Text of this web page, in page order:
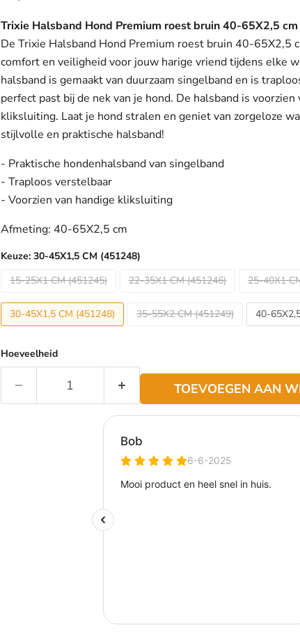
Trixie Halsband Hond Premium roest bruin 40-65X2,5 cm
De Trixie Halsband Hond Premium roest bruin 40-65X2,5
comfort en veiligheid voor jouw harige vriend tijdens elke
halsband is gemaakt van duurzaam singelband en is
perfect past bij de nek van je hond. De halsband is voorzien
kliksluiting. Laat je hond stralen en geniet van zorgeloze
stijlvolle en praktische halsband!
- Praktische hondenhalsband van singelband
- Traploos verstelbaar
- Voorzien van handige kliksluiting
Afmeting: 40-65X2,5 cm
Keuze: 30-45X1,5 CM (451248)
15-25X1 CM (451245)
22-35X1 CM (451246) 25-40X1
30-45X1,5 CM (451248) 35-55X2 CM (451249) 40-
Hoeveelheid
TOEVOEGEN AAN